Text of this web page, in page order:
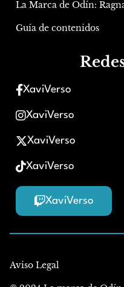
La Marca de Odín:
Guía de contenidos
XaviVerso
XaviVerso
XaviVerso
XaviVerso
XaviVerso
Aviso Legal